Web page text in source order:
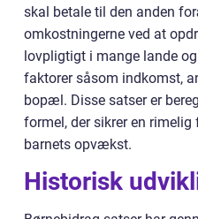
skal betale til den anden
omkostningerne ved at
lovpligtigt i mange lande
faktorer såsom indkomst,
bopæl. Disse satser er
formel, der sikrer en
barnets opvækst.
Historisk